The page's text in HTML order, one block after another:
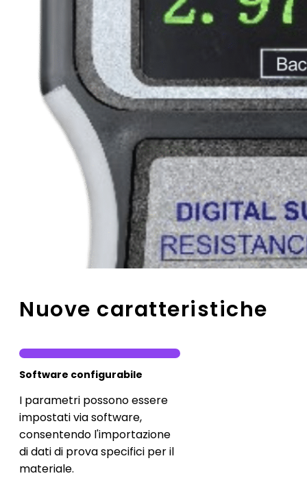
Nuove caratteristiche
Software configurabile
I parametri possono essere
impostati via software,
consentendo l'importazione
di dati di prova specifici per il
materiale.